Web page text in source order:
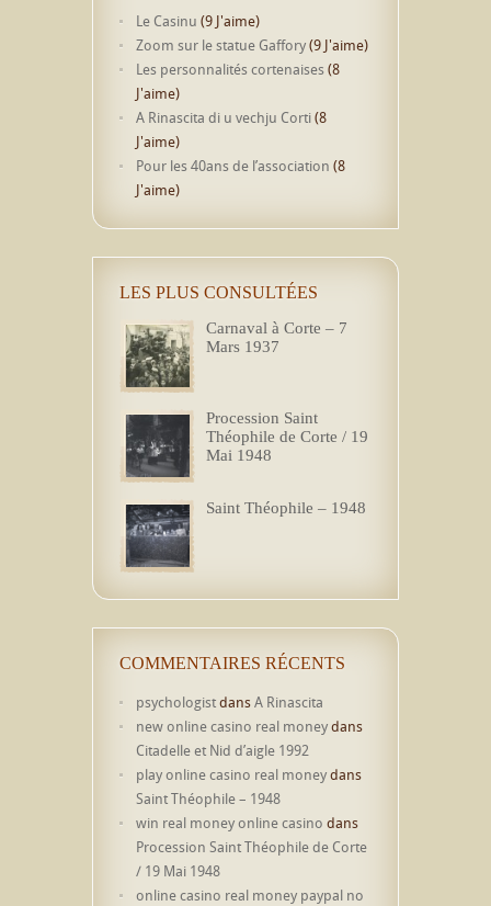
Le Casinu (9 J'aime)
Zoom sur le statue Gaffory(9 J'aime)
Les personnalités cortenaises (8
J'aime)
A Rinascita di u vechju Corti(8
J'aime)
Pour les 40ans de l’association (8
J'aime)
LES PLUS CONSULTÉES
Carnaval à Corte – 7
Mars 1937
Procession Saint
Théophile de Corte / 19
Mai 1948
Saint Théophile – 1948
COMMENTAIRES RÉCENTS
psychologistdansA Rinascita
new online casino real moneydans
Citadelle et Nid d’aigle 1992
play online casino real moneydans
Saint Théophile – 1948
win real money online casino dans
Procession Saint Théophile de Corte
/ 19 Mai 1948
online casino real money paypal no